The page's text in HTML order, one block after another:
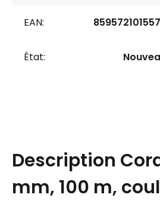
EAN:
État:
Description
mm, 100 m,